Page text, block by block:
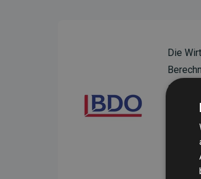
Die
Ihre